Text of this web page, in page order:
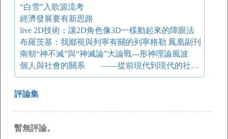
“白雪”入歌源流考
經濟發展要有新思路
live 2D技術：讓2D角色像3D一樣動起來的障眼法
布羅茨基：我鄙視與列寧有關的列寧格勒 鳳凰副刊
南朝“神不滅”與“神滅論”大論戰---形神理論風波
個人與社會的關系 ——從前現代到現代的社會學考察
評論集
暫無評論。